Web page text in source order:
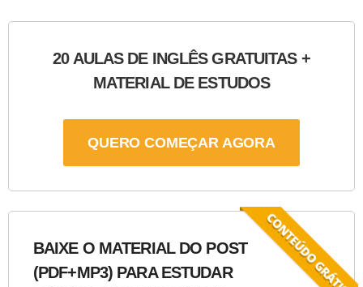
20 AULAS DE INGLÊS GRATUITAS +
MATERIAL DE ESTUDOS
QUERO COMEÇAR AGORA
BAIXE O MATERIAL DO POST
(PDF+MP3) PARA ESTUDAR